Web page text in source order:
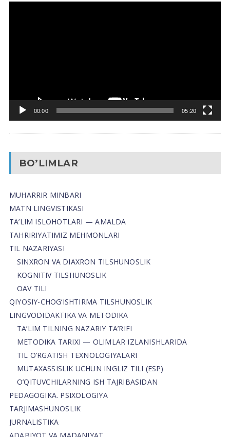
00:00 05:20
BO’LIMLAR
MUHARRIR MINBARI
MATN LINGVISTIKASI
TA’LIM ISLOHOTLARI — AMALDA
TAHRIRIYATIMIZ MEHMONLARI
TIL NAZARIYASI
SINXRON VA DIAXRON TILSHUNOSLIK
KOGNITIV TILSHUNOSLIK
OAV TILI
QIYOSIY-CHOG‘ISHTIRMA TILSHUNOSLIK
LINGVODIDAKTIKA VA METODIKA
TA’LIM TILNING NAZARIY TA’RIFI
METODIKA TARIXI — OLIMLAR IZLANISHLARIDA
TIL O’RGATISH TEXNOLOGIYALARI
MUTAXASSISLIK UCHUN INGLIZ TILI (ESP)
O’QITUVCHILARNING ISH TAJRIBASIDAN
PEDAGOGIKA. PSIXOLOGIYA
TARJIMASHUNOSLIK
JURNALISTIKA